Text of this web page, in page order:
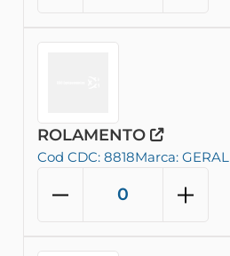
ROLAMENTO
Cod CDC: 8818Marca: GERAL